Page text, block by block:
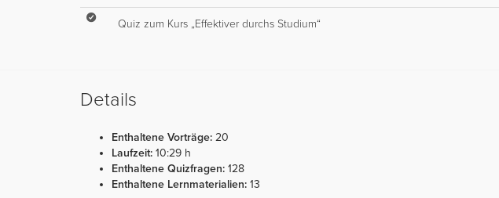
Quiz zum Kurs „Effektiver durchs Studium“
Details
Enthaltene Vorträge: 20
Laufzeit: 10:29 h
Enthaltene Quizfragen: 128
Enthaltene Lernmaterialien: 13